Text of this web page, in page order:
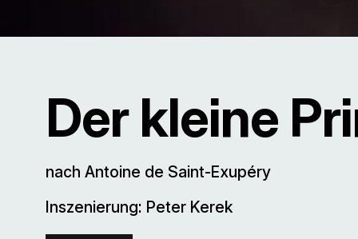
Der kleine
nach Antoine de Saint-Exupéry
Inszenierung: Peter Kerek